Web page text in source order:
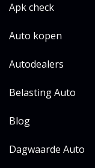
Apk check
Auto kopen
Autodealers
Belasting Auto
Blog
Dagwaarde Auto